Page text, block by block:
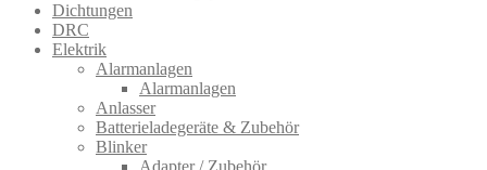
Dichtungen
DRC
Elektrik
Alarmanlagen
Alarmanlagen
Anlasser
Batterieladegeräte & Zubehör
Blinker